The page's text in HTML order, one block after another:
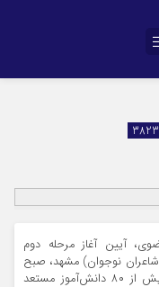
آیین آغاز مرحله دوم
نوجوان) مشهد، صبح
روز پنجشنبه ۱۱ اردیبهشت‌ماه ۱۴۰۴ با حضور بیش از ۸۰ دانش‌آموز مستعد